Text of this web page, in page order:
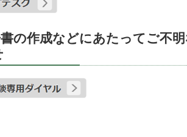
の作成などにあたってご不